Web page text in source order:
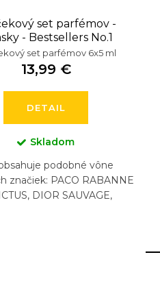
set parfémov -
- Bestsellers No.1
set parfémov 6x5 ml
13,99 €
DETAIL
Skladom
podobné vône
značiek: PACO RABANNE
DIOR SAUVAGE,